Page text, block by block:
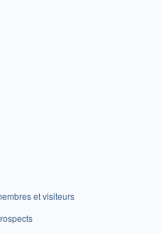
et visiteurs